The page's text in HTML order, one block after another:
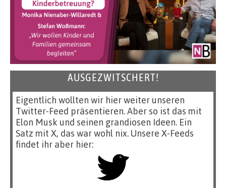
AUSGEZWITSCHERT!
Eigentlich wollten wir hier weiter unseren
Twitter-Feed präsentieren. Aber so ist das mit
Elon Musk und seinen grandiosen Ideen. Ein
Satz mit X, das war wohl nix. Unsere X-Feeds
findet ihr aber hier: